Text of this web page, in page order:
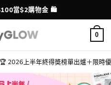
配送港澳
通、PAYME、信用卡付款
0
🏆 2026上半年終得奬榜單出爐＋限時